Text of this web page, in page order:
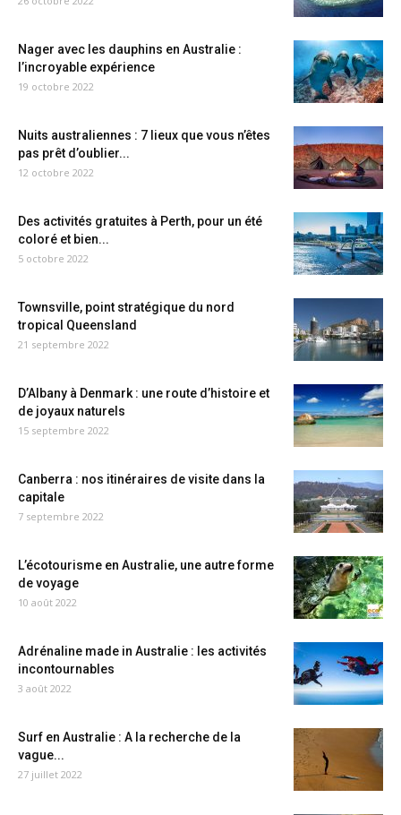
Nager avec les dauphins en Australie :
l’incroyable expérience
19 octobre 2022
Nuits australiennes : 7 lieux que vous n’êtes
pas prêt d’oublier...
12 octobre 2022
Des activités gratuites à Perth, pour un été
coloré et bien...
5 octobre 2022
Townsville, point stratégique du nord
tropical Queensland
21 septembre 2022
D’Albany à Denmark : une route d’histoire et
de joyaux naturels
15 septembre 2022
Canberra : nos itinéraires de visite dans la
capitale
7 septembre 2022
L’écotourisme en Australie, une autre forme
de voyage
10 août 2022
Adrénaline made in Australie : les activités
incontournables
3 août 2022
Surf en Australie : A la recherche de la
vague...
27 juillet 2022